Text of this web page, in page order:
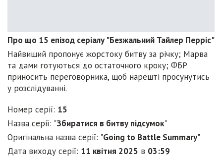
Про що 15 епізод серіалу "Безжальний Тайлер Перріс"
Найвищий пропонує жорстоку битву за річку; Марва
та дами готуються до остаточного кроку; ФБР
приносить переговорника, щоб нарешті просунутись
у розслідуванні.
Номер серії: 15
Назва серії: "Збиратися в битву підсумок"
Оригінальна назва серії: "Going to Battle Summary"
Дата виходу серії: 11 квітня 2025 в 03:59